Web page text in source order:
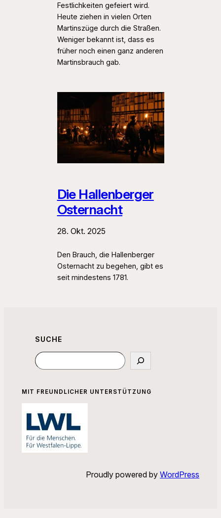
Festlichkeiten gefeiert wird.
Heute ziehen in vielen Orten
Martinszüge durch die Straßen.
Weniger bekannt ist, dass es
früher noch einen ganz anderen
Martinsbrauch gab.
Die Hallenberger
Osternacht
28. Okt. 2025
Den Brauch, die Hallenberger
Osternacht zu begehen, gibt es
seit mindestens 1781.
SUCHE
Suchen
MIT FREUNDLICHER UNTERSTÜTZUNG
Proudly powered byWordPress